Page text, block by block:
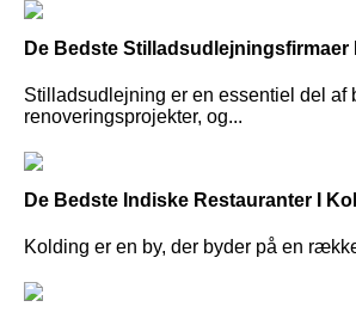
De Bedste Stilladsudlejningsfirmaer
Stilladsudlejning er en essentiel del af
renoveringsprojekter, og...
De Bedste Indiske Restauranter I
Kolding er en by, der byder på en